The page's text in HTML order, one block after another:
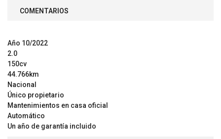
COMENTARIOS
Año 10/2022
2.0
150cv
44.766km
Nacional
Único propietario
Mantenimientos en casa oficial
Automático
Un año de garantía incluido